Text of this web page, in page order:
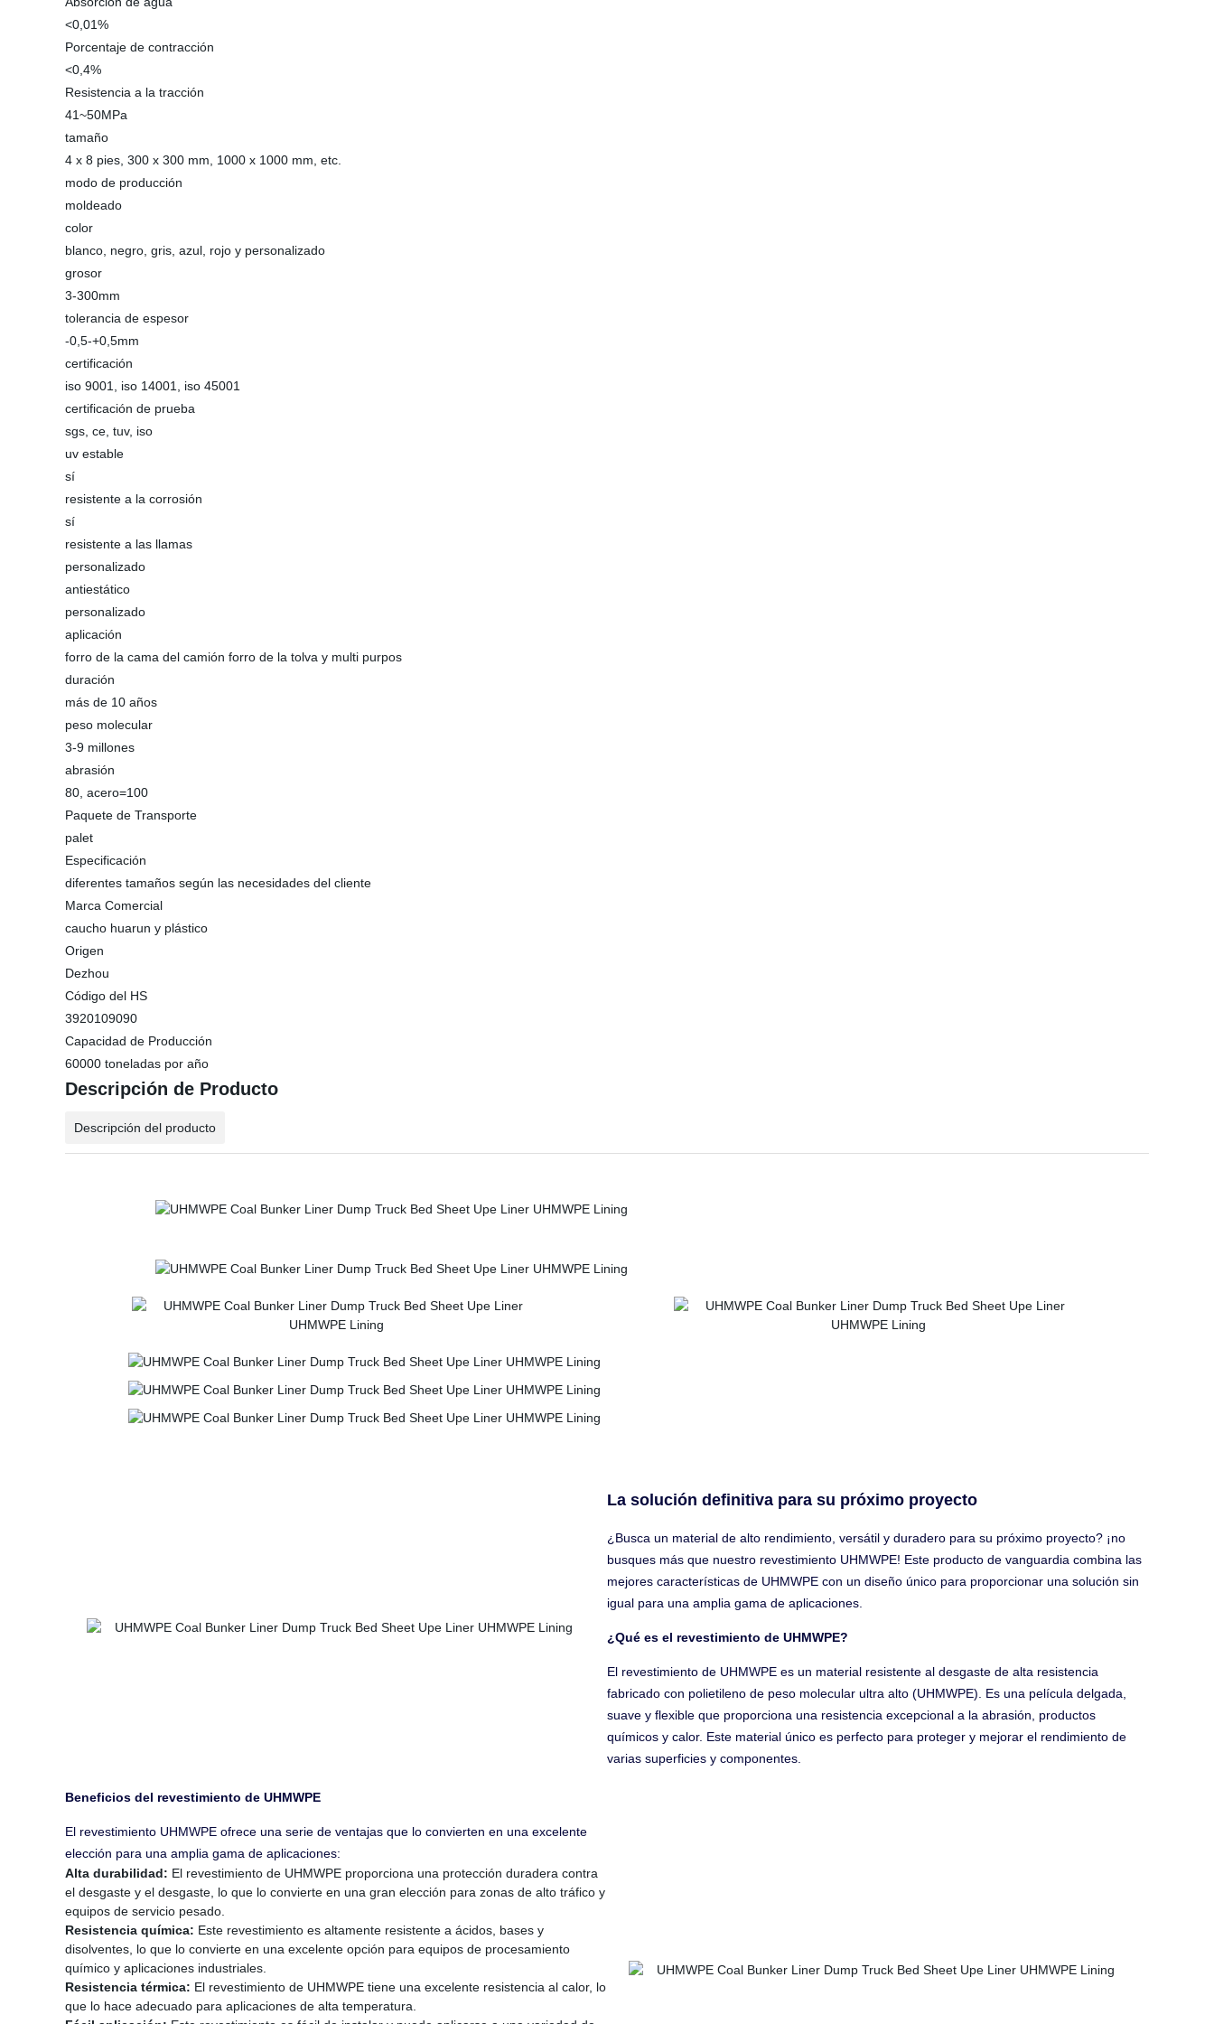
<0,01%
Porcentaje de contracción
<0,4%
Resistencia a la tracción
41~50MPa
tamaño
4 x 8 pies, 300 x 300 mm, 1000 x 1000 mm, etc.
modo de producción
moldeado
color
blanco, negro, gris, azul, rojo y personalizado
grosor
3-300mm
tolerancia de espesor
-0,5-+0,5mm
certificación
iso 9001, iso 14001, iso 45001
certificación de prueba
sgs, ce, tuv, iso
uv estable
sí
resistente a la corrosión
sí
resistente a las llamas
personalizado
antiestático
personalizado
aplicación
forro de la cama del camión forro de la tolva y multi purpos
duración
más de 10 años
peso molecular
3-9 millones
abrasión
80, acero=100
Paquete de Transporte
palet
Especificación
diferentes tamaños según las necesidades del cliente
Marca Comercial
caucho huarun y plástico
Origen
Dezhou
Código del HS
3920109090
Capacidad de Producción
60000 toneladas por año
Descripción de Producto
Descripción del producto
La solución definitiva para su próximo proyecto
¿Busca un material de alto rendimiento, versátil y duradero para su próximo proyecto? ¡no
busques más que nuestro revestimiento UHMWPE! Este producto de vanguardia combina las
mejores características de UHMWPE con un diseño único para proporcionar una solución sin
igual para una amplia gama de aplicaciones.
¿Qué es el revestimiento de UHMWPE?
El revestimiento de UHMWPE es un material resistente al desgaste de alta resistencia
fabricado con polietileno de peso molecular ultra alto (UHMWPE). Es una película delgada,
suave y flexible que proporciona una resistencia excepcional a la abrasión, productos
químicos y calor. Este material único es perfecto para proteger y mejorar el rendimiento de
varias superficies y componentes.
Beneficios del revestimiento de UHMWPE
El revestimiento UHMWPE ofrece una serie de ventajas que lo convierten en una excelente
elección para una amplia gama de aplicaciones:
Alta durabilidad: El revestimiento de UHMWPE proporciona una protección duradera contra
el desgaste y el desgaste, lo que lo convierte en una gran elección para zonas de alto tráfico y
equipos de servicio pesado.
Resistencia química: Este revestimiento es altamente resistente a ácidos, bases y
disolventes, lo que lo convierte en una excelente opción para equipos de procesamiento
químico y aplicaciones industriales.
Resistencia térmica: El revestimiento de UHMWPE tiene una excelente resistencia al calor, lo
que lo hace adecuado para aplicaciones de alta temperatura.